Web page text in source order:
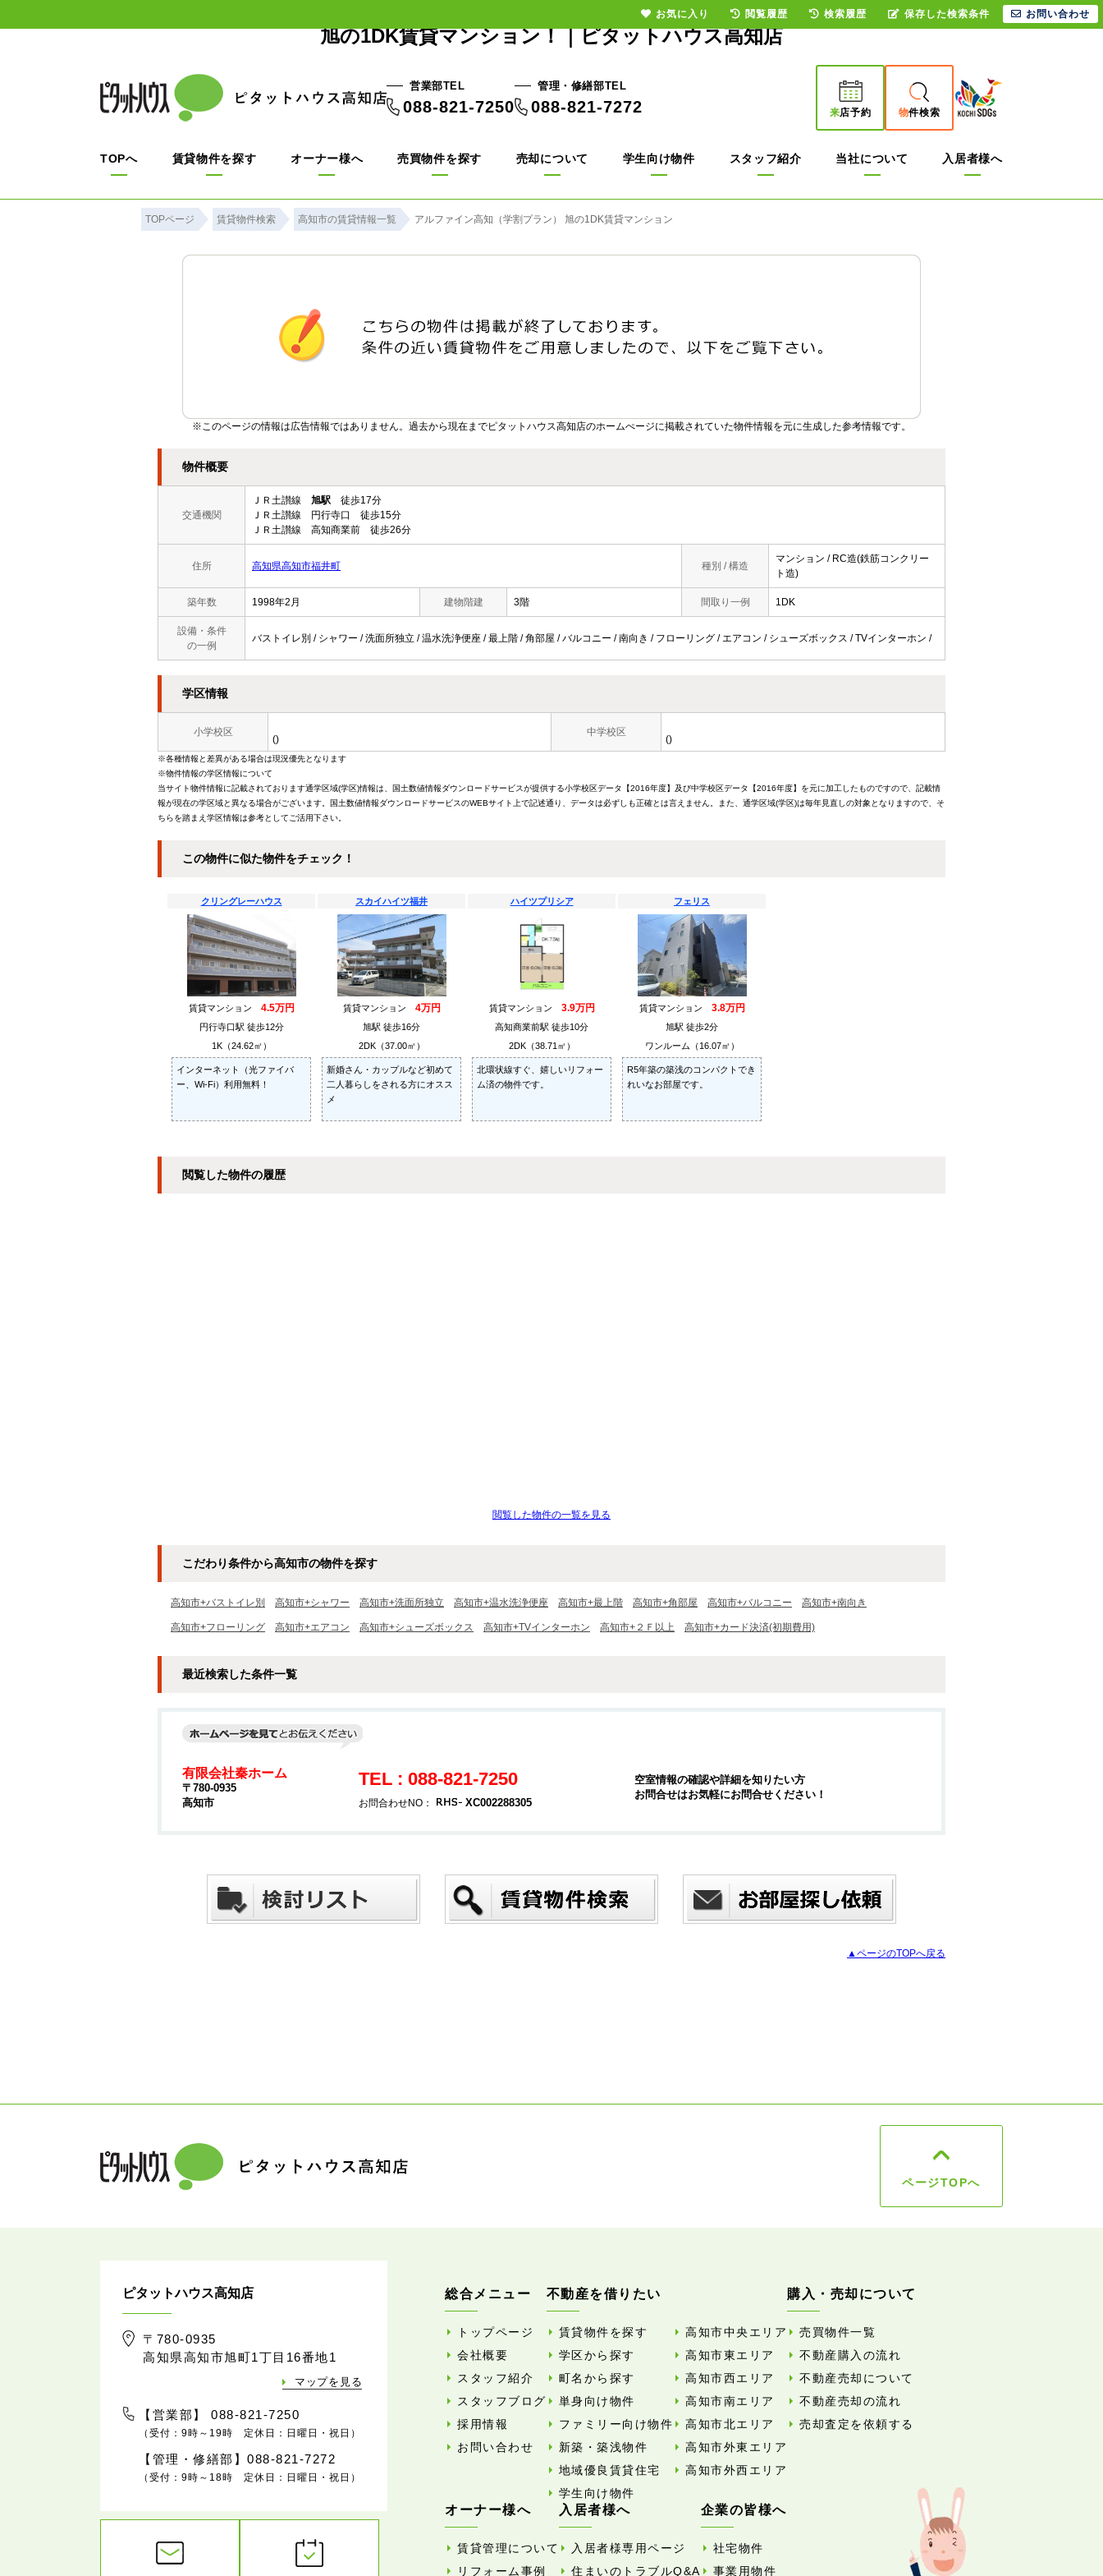
旭の1DK賃貸マンション！｜ピタットハウス高知店
営業部TEL
088-821-7250
管理・修繕部TEL
088-821-7272 来店予約 物件検索
TOPへ 賃貸物件を探す オーナー様へ 売買物件を探す 売却について 学生向け物件 スタッフ紹介 当社について 入居者様へ
TOPページ 賃貸物件検索 高知市の賃貸情報一覧 アルファイン高知（学割プラン） 旭の1DK賃貸マンション
※このページの情報は広告情報ではありません。過去から現在までピタットハウス高知店のホームぺージに掲載されていた物件情報を元に生成した参考情報です。
物件概要
交通機関
ＪＲ土讃線 旭駅 徒歩17分
ＪＲ土讃線 円行寺口 徒歩15分
ＪＲ土讃線 高知商業前 徒歩26分
住所 高知県高知市福井町 種別 / 構造
マンション / RC造(鉄筋コンクリー
ト造)
築年数 1998年2月 建物階建 3階 間取り一例 1DK
設備・条件
の一例
バストイレ別 / シャワー / 洗面所独立 / 温水洗浄便座 / 最上階 / 角部屋 / バルコニー / 南向き / フローリング / エアコン / シューズボックス / TVインターホン /
学区情報
小学校区
()
中学校区
()
※各種情報と差異がある場合は現況優先となります
※物件情報の学区情報について
当サイト物件情報に記載されております通学区域(学区)情報は、国土数値情報ダウンロードサービスが提供する小学校区データ【2016年度】及び中学校区データ【2016年度】を元に加工したものですので、記載情
報が現在の学区域と異なる場合がございます。国土数値情報ダウンロードサービスのWEBサイト上で記述通り、データは必ずしも正確とは言えません。また、通学区域(学区)は毎年見直しの対象となりますので、そ
ちらを踏まえ学区情報は参考としてご活用下さい。
この物件に似た物件をチェック！
クリングレーハウス
賃貸マンション 4.5万円
円行寺口駅 徒歩12分
1K（24.62㎡）
インターネット（光ファイバ
ー、Wi-Fi）利用無料！
スカイハイツ福井
賃貸マンション 4万円
旭駅 徒歩16分
2DK（37.00㎡）
新婚さん・カップルなど初めて
二人暮らしをされる方にオスス
メ
ハイツプリシア
賃貸マンション 3.9万円
高知商業前駅 徒歩10分
2DK（38.71㎡）
北環状線すぐ、嬉しいリフォー
ム済の物件です。
フェリス
賃貸マンション 3.8万円
旭駅 徒歩2分
ワンルーム（16.07㎡）
R5年築の築浅のコンパクトでき
れいなお部屋です。
閲覧した物件の履歴
閲覧した物件の一覧を見る
こだわり条件から高知市の物件を探す
高知市+バストイレ別 高知市+シャワー 高知市+洗面所独立 高知市+温水洗浄便座 高知市+最上階 高知市+角部屋 高知市+バルコニー 高知市+南向き
高知市+フローリング 高知市+エアコン 高知市+シューズボックス 高知市+TVインターホン 高知市+２Ｆ以上 高知市+カード決済(初期費用)
最近検索した条件一覧
有限会社秦ホーム
〒780-0935
高知市
TEL : 088-821-7250
お問合わせNO： XC002288305
空室情報の確認や詳細を知りたい方
お問合せはお気軽にお問合せください！
▲ページのTOPへ戻る
ページTOPへ
ピタットハウス高知店
〒780-0935
高知県高知市旭町1丁目16番地1
マップを見る
【営業部】 088-821-7250
（受付：9時～19時 定休日：日曜日・祝日）
【管理・修繕部】088-821-7272
（受付：9時～18時 定休日：日曜日・祝日）
総合メニュー
トップページ
会社概要
スタッフ紹介
スタッフブログ
採用情報
お問い合わせ
不動産を借りたい
賃貸物件を探す
学区から探す
町名から探す
単身向け物件
ファミリー向け物件
新築・築浅物件
地域優良賃貸住宅
学生向け物件
高知市中央エリア
高知市東エリア
高知市西エリア
高知市南エリア
高知市北エリア
高知市外東エリア
高知市外西エリア
購入・売却について
売買物件一覧
不動産購入の流れ
不動産売却について
不動産売却の流れ
売却査定を依頼する
オーナー様へ
賃貸管理について
リフォーム事例
入居者様へ
入居者様専用ページ
住まいのトラブルQ&A
企業の皆様へ
社宅物件
事業用物件
お気に入り 閲覧履歴 検索履歴 保存した検索条件 お問い合わせ